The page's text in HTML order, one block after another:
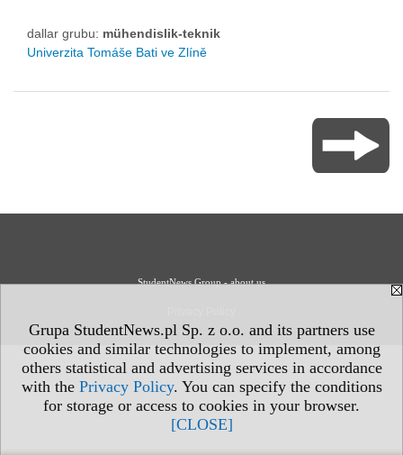
Grupa StudentNews.pl Sp. z o.o. and its partners use
cookies and similar technologies to implement, among
others statistical and advertising services in accordance
with the Privacy Policy. You can specify the conditions
for storage or access to cookies in your browser.
[CLOSE]
dallar grubu: mühendislik-teknik
Univerzita Tomáše Bati ve Zlíně
StudentNews Group - about us